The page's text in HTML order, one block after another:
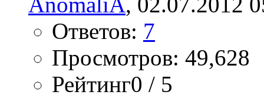
Ответов: 7
Просмотров: 49,628
Рейтинг0 / 5